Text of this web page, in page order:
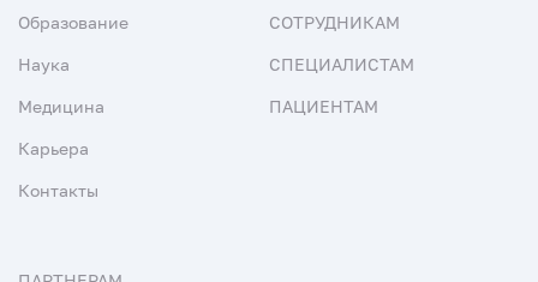
Образование
Наука
Медицина
Карьера
Контакты
СОТРУДНИКАМ
СПЕЦИАЛИСТАМ
ПАЦИЕНТАМ